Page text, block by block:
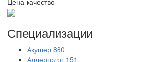
Специализации
Акушер 860
Аллерголог 151